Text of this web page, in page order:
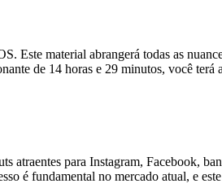
Este material abrangerá todas as
de 14 horas e 29 minutos, você terá
atraentes para Instagram, Facebook,
é fundamental no mercado atual, e